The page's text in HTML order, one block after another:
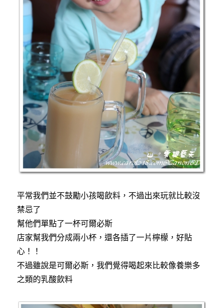
平常我們並不鼓勵小孩喝飲料，不過出來玩就比較沒
禁忌了
幫他們單點了一杯可爾必斯
店家幫我們分成兩小杯，還各插了一片檸檬，好貼
心！！
不過雖說是可爾必斯，我們覺得喝起來比較像養樂多
之類的乳酸飲料